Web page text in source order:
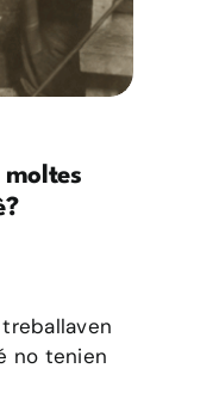
no tenien